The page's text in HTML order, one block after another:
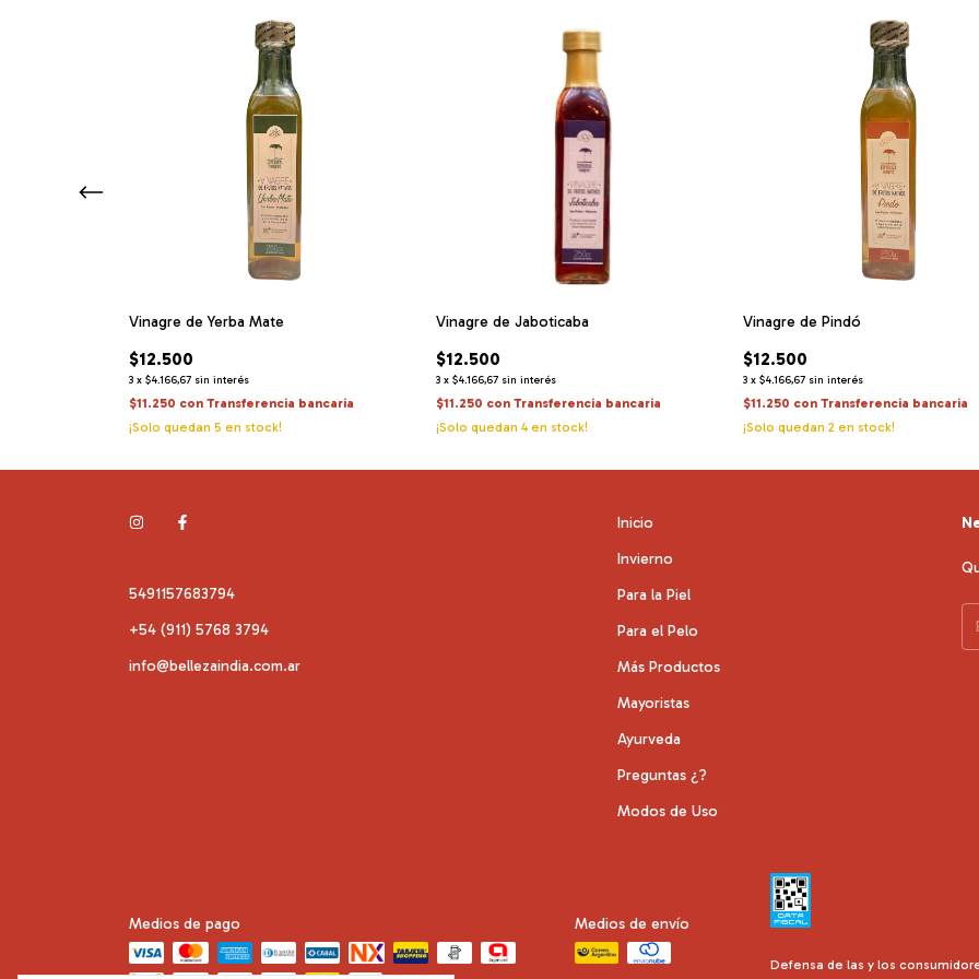
Vinagre de Yerba Mate
$12.500
3 x $4.166,67 sin interés
$11.250 con Transferencia bancaria
¡Solo quedan 5 en stock!
Vinagre de Jaboticaba
$12.500
3 x $4.166,67 sin interés
$11.250 con Transferencia bancaria
¡Solo quedan 4en stock!
Vinagre de Pindó
$12.500
3 x $4.166,67 sin interés
$11.250 con Transferencia bancaria
¡Solo quedan 2 en stock!
5491157683794
+54 (911) 5768 3794
info@bellezaindia.com.ar
Inicio
Invierno
Para la Piel
Para el Pelo
Más Productos
Mayoristas
Ayurveda
Preguntas ¿?
Modos de Uso
Medios de pago Medios de envío
Defensa de las y los